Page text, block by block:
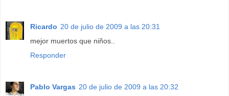
Ricardo 20 de julio de 2009 a las 20:31
mejor muertos que niños..
Responder
Pablo Vargas 20 de julio de 2009 a las 20:32